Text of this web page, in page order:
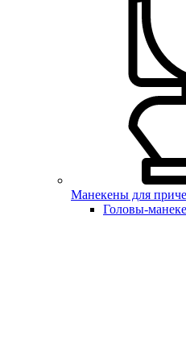
Манекены для
Головы-